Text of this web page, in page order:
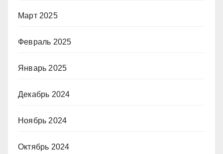
Март 2025
Февраль 2025
Январь 2025
Декабрь 2024
Ноябрь 2024
Октябрь 2024